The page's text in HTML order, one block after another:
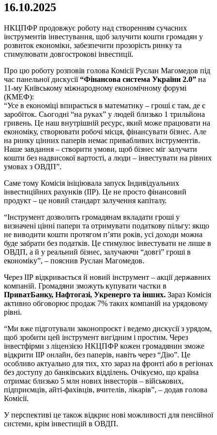
16.10.2025
НКЦПФР продовжує роботу над створенням сучасних
інструментів інвестування, щоб залучити кошти громадян у
розвиток економіки, забезпечити прозорість ринку та
стимулювати довгострокові інвестиції.
Про цю роботу розповів голова Комісії Руслан Магомедов під
час панельної дискусії“Фінансова система України 2.0” на
11-му Київському міжнародному економічному форумі
(КМЕФ):
“Усе в економіці впирається в математику – гроші є там, де є
заробіток. Сьогодні “на руках” у людей близько 1 трильйона
гривень. Це наш внутрішній ресурс, який може працювати на
економіку, створювати робочі місця, фінансувати бізнес. Але
на ринку цінних паперів немає привабливих інструментів.
Наше завдання – створити умови, щоб бізнес міг залучати
кошти без надвисокої вартості, а люди – інвестувати на рівних
умовах з ОВДП”.
Саме тому Комісія ініціювала запуск Індивідуальних
інвестиційних рахунків (ІІР). Це не просто фінансовий
продукт – це новий стандарт залучення капіталу.
“Інструмент дозволить громадянам вкладати гроші у
визначені цінні папери та отримувати податкову пільгу: якщо
не виводити кошти протягом п’яти років, усі доходи можна
буде забрати без податків. Це стимулює інвестувати не лише в
ОВДП, а й у реальний бізнес, залучаючи “довгі” гроші в
економіку”, – пояснив Руслан Магомедов.
Через ІІР відкривається й новий інструмент – акції державних
компаній. Громадяни зможуть купувати частки в
ПриватБанку, Нафтогазі, Укренерго та інших. Зараз Комісія
активно обговорює продаж 7% таких компаній на урядовому
рівні.
“Ми вже підготували законопроєкт і ведемо дискусії з урядом,
щоб зробити цей інструмент вигідним і простим. Через
інвестфірми з ліцензією НКЦПФР кожен громадянин зможе
відкрити ІІР онлайн, без паперів, навіть через “Дію”. Це
особливо актуально для тих, хто зараз на фронті або в регіонах
без доступу до банківських відділень. Очікуємо, що країна
отримає близько 5 млн нових інвесторів – військових,
підприємців, айті-фахівців, вчителів, лікарів”, – додав голова
Комісії.
У перспективі це також відкриє нові можливості для пенсійної
системи, крім інвестицій в ОВДП.